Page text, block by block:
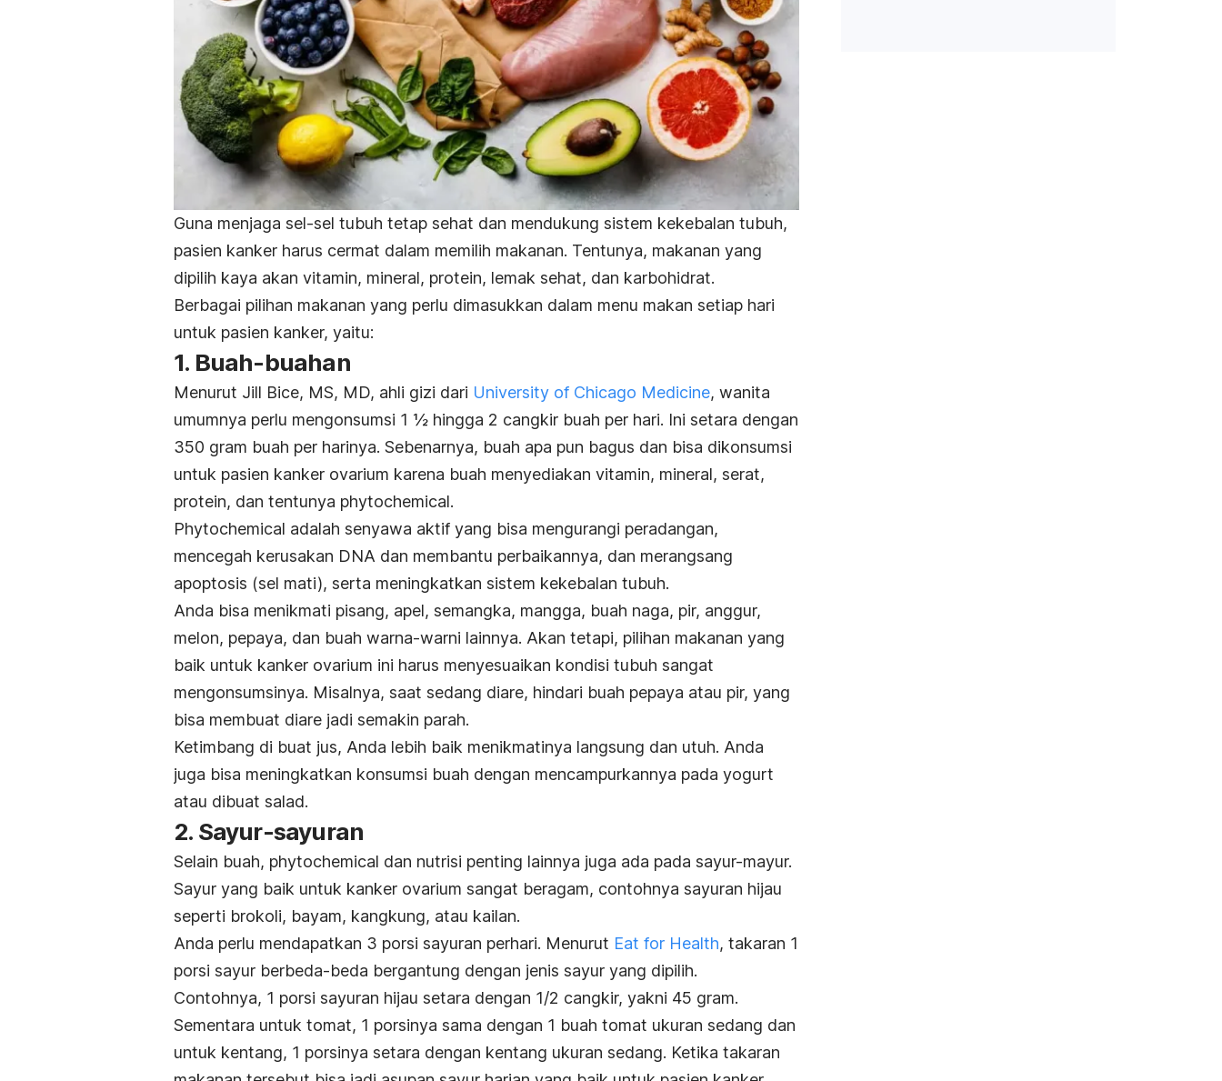
Guna menjaga sel-sel tubuh tetap sehat dan mendukung sistem kekebalan tubuh,
pasien kanker harus cermat dalam memilih makanan. Tentunya, makanan yang
dipilih kaya akan vitamin, mineral, protein, lemak sehat, dan karbohidrat.
Berbagai pilihan makanan yang perlu dimasukkan dalam menu makan setiap hari
untuk pasien kanker, yaitu:
1. Buah-buahan
Menurut Jill Bice, MS, MD, ahli gizi dari University of Chicago Medicine, wanita
umumnya perlu mengonsumsi 1 ½ hingga 2 cangkir buah per hari. Ini setara dengan
350 gram buah per harinya. Sebenarnya, buah apa pun bagus dan bisa dikonsumsi
untuk pasien kanker ovarium karena buah menyediakan vitamin, mineral, serat,
protein, dan tentunya phytochemical.
Phytochemical adalah senyawa aktif yang bisa mengurangi peradangan,
mencegah kerusakan DNA dan membantu perbaikannya, dan merangsang
apoptosis (sel mati), serta meningkatkan sistem kekebalan tubuh.
Anda bisa menikmati pisang, apel, semangka, mangga, buah naga, pir, anggur,
melon, pepaya, dan buah warna-warni lainnya. Akan tetapi, pilihan makanan yang
baik untuk kanker ovarium ini harus menyesuaikan kondisi tubuh sangat
mengonsumsinya. Misalnya, saat sedang diare, hindari buah pepaya atau pir, yang
bisa membuat diare jadi semakin parah.
Ketimbang di buat jus, Anda lebih baik menikmatinya langsung dan utuh. Anda
juga bisa meningkatkan konsumsi buah dengan mencampurkannya pada yogurt
atau dibuat salad.
2. Sayur-sayuran
Selain buah, phytochemical dan nutrisi penting lainnya juga ada pada sayur-mayur.
Sayur yang baik untuk kanker ovarium sangat beragam, contohnya sayuran hijau
seperti brokoli, bayam, kangkung, atau kailan.
Anda perlu mendapatkan 3 porsi sayuran perhari. Menurut Eat for Health, takaran 1
porsi sayur berbeda-beda bergantung dengan jenis sayur yang dipilih.
Contohnya, 1 porsi sayuran hijau setara dengan 1/2 cangkir, yakni 45 gram.
Sementara untuk tomat, 1 porsinya sama dengan 1 buah tomat ukuran sedang dan
untuk kentang, 1 porsinya setara dengan kentang ukuran sedang. Ketika takaran